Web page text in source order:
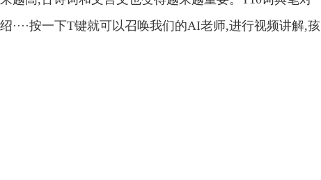
按一下T键就可以召唤我们的AI老师,进行视频讲解,孩